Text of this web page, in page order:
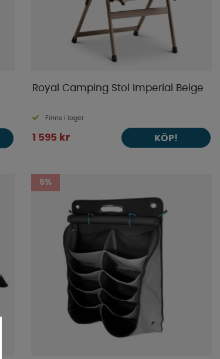
Publiceringsdatum
Royal Camping Stol Imperial Beige
Finns i lager
1 595 kr KÖP!
5%